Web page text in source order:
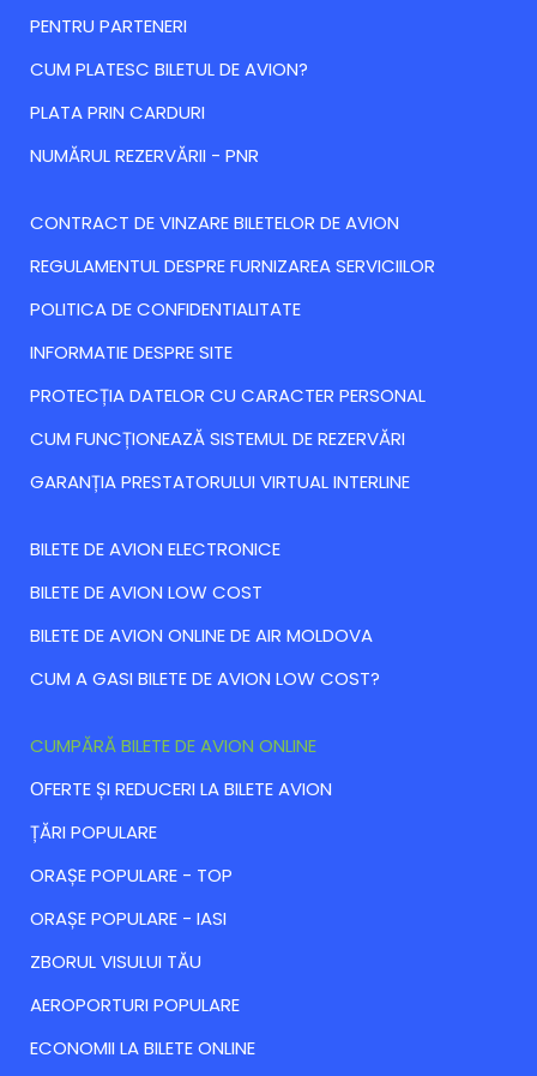
PENTRU PARTENERI
CUM PLATESC BILETUL DE AVION?
PLATA PRIN CARDURI
NUMĂRUL REZERVĂRII - PNR
CONTRACT DE VINZARE BILETELOR DE AVION
REGULAMENTUL DESPRE FURNIZAREA SERVICIILOR
POLITICA DE CONFIDENTIALITATE
INFORMATIE DESPRE SITE
PROTECȚIA DATELOR CU CARACTER PERSONAL
CUM FUNCȚIONEAZĂ SISTEMUL DE REZERVĂRI
GARANȚIA PRESTATORULUI VIRTUAL INTERLINE
BILETE DE AVION ELECTRONICE
BILETE DE AVION LOW COST
BILETE DE AVION ONLINE DE AIR MOLDOVA
CUM A GASI BILETE DE AVION LOW COST?
CUMPĂRĂ BILETE DE AVION ONLINE
ОFERTE ȘI REDUCERI LA BILETE AVION
ȚĂRI POPULARE
ORAȘE POPULARE - TOP
ORAȘE POPULARE - IASI
ZBORUL VISULUI TĂU
AEROPORTURI POPULARE
ECONOMII LA BILETE ONLINE